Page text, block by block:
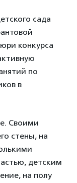
сада
конкурса
по
в
Своими
стены, на
детским
на полу